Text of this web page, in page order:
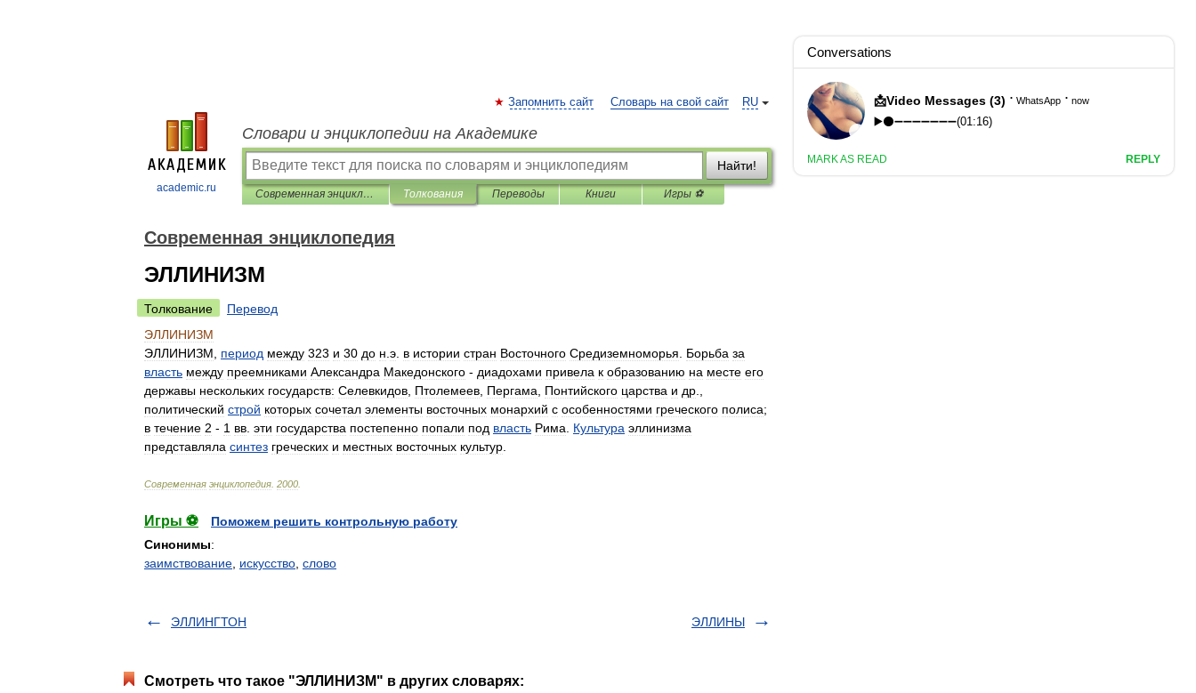
academic.ru
RU
Запомнить сайт Словарь на свой сайт
Словари и энциклопедии на Академике
Найти!
Современная энциклопедия Толкования Переводы Книги Игры ⚽
Современная энциклопедия
ЭЛЛИНИЗМ
Толкование
Перевод
ЭЛЛИНИЗМ
ЭЛЛИНИЗМ
период между 323 и 30 до н э в истории стран Восточного Средиземноморья Борьба за
власть между преемниками Александра Македонского - диадохами привела к образованию на месте его
державы нескольких государств: Селевкидов Птолемеев Пергама Понтийского царства и др
политический строй которых сочетал элементы восточных монархий с особенностями греческого полиса;
в течение 2 - 1 вв эти государства постепенно попали под власть Рима Культура эллинизма
представляла синтез греческих и местных восточных культур
Современная энциклопедия 2000
Игры ⚽
Поможем решить контрольную работу
Синонимы:
заимствование искусство слово
ЭЛЛИНГТОН ЭЛЛИНЫ
Смотреть что такое "ЭЛЛИНИЗМ" в других словарях: